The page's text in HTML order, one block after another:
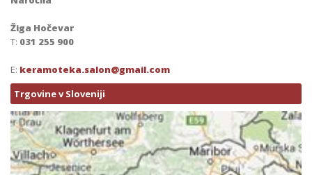
Žiga Hočevar
T: 031 255 900
E: keramoteka.salon@gmail.com
Trgovine v Sloveniji